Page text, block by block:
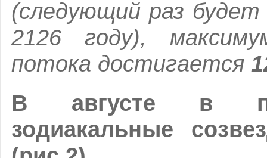
(следующий раз
2126 году),
потока достигается
В августе в
зодиакальные